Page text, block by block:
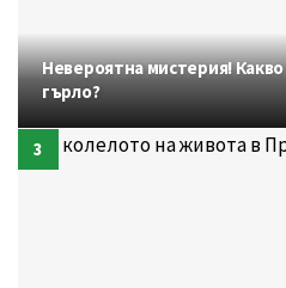
Невероятна мистерия!
гърло?